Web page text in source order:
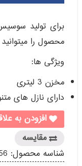
محصول را
ویژگی ها:
مخزن 3 لیتری
دارای نازل های
افزودن به
مقایسه
شناسه محصول: